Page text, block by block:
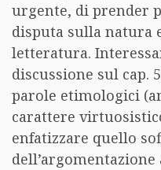
urgente, di prender
disputa sulla natura
letteratura.
discussione sul cap.
parole etimologici
carattere
enfatizzare quello